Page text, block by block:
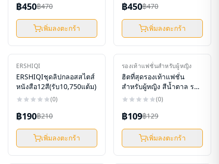
฿450฿470
เพิ่มลงตะกร้า
฿450฿470
เพิ่มลงตะกร้า
ใหม่
-10%
ERSHIQI
ERSHIQIชุดลิปกลอสสไตส์
หนังสือ12สี(รับ10,750แต้ม)
(0)
฿190฿210
เพิ่มลงตะกร้า
ใหม่
-16%
รองเท้าแฟชั่นสำหรับผู้หญิง
ฮิตที่สุดรองเท้าแฟชั่น
สำหรับผู้หญิง สีน้ำตาล รอง
เท้าคัชชูแฟชั่น รุ่นนี้มาใน
ราคาก็เบ๊าเบา
(0)
฿109฿129
เพิ่มลงตะกร้า